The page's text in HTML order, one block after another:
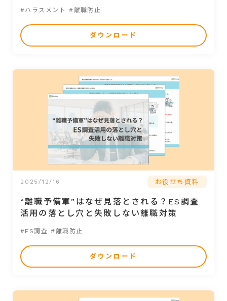
#ハラスメント #離職防止
ダウンロード
2025/12/16 お役立ち資料
“離職予備軍”はなぜ見落とされる？ES調査
活用の落とし穴と失敗しない離職対策
#ES調査 #離職防止
ダウンロード